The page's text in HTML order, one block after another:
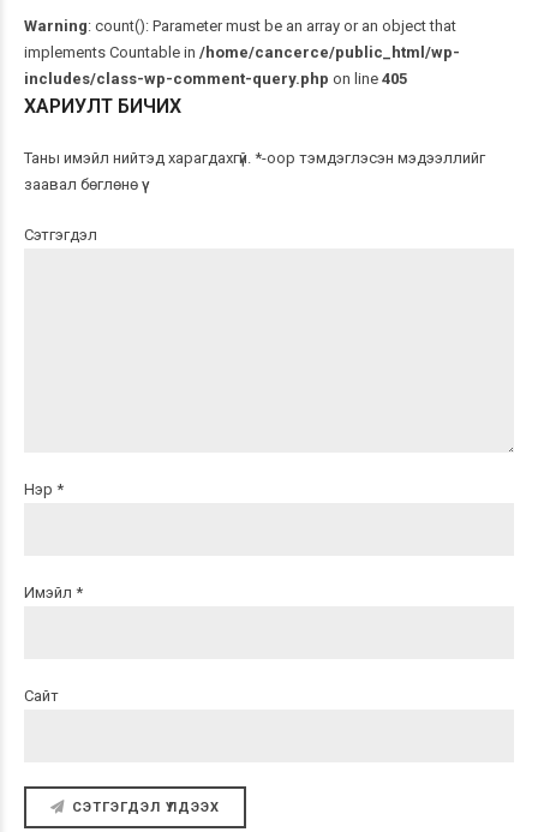
Warning: count(): Parameter must be an array or an object that
implements Countable in /home/cancerce/public_html/wp-
includes/class-wp-comment-query.php on line 405
ХАРИУЛТ БИЧИХ
Таны имэйл нийтэд харагдахгүй. *-оор тэмдэглэсэн мэдээллийг
заавал бөглөнө үү
Сэтгэгдэл
Нэр *
Имэйл *
Сайт
СЭТГЭГДЭЛ ҮЛДЭЭХ